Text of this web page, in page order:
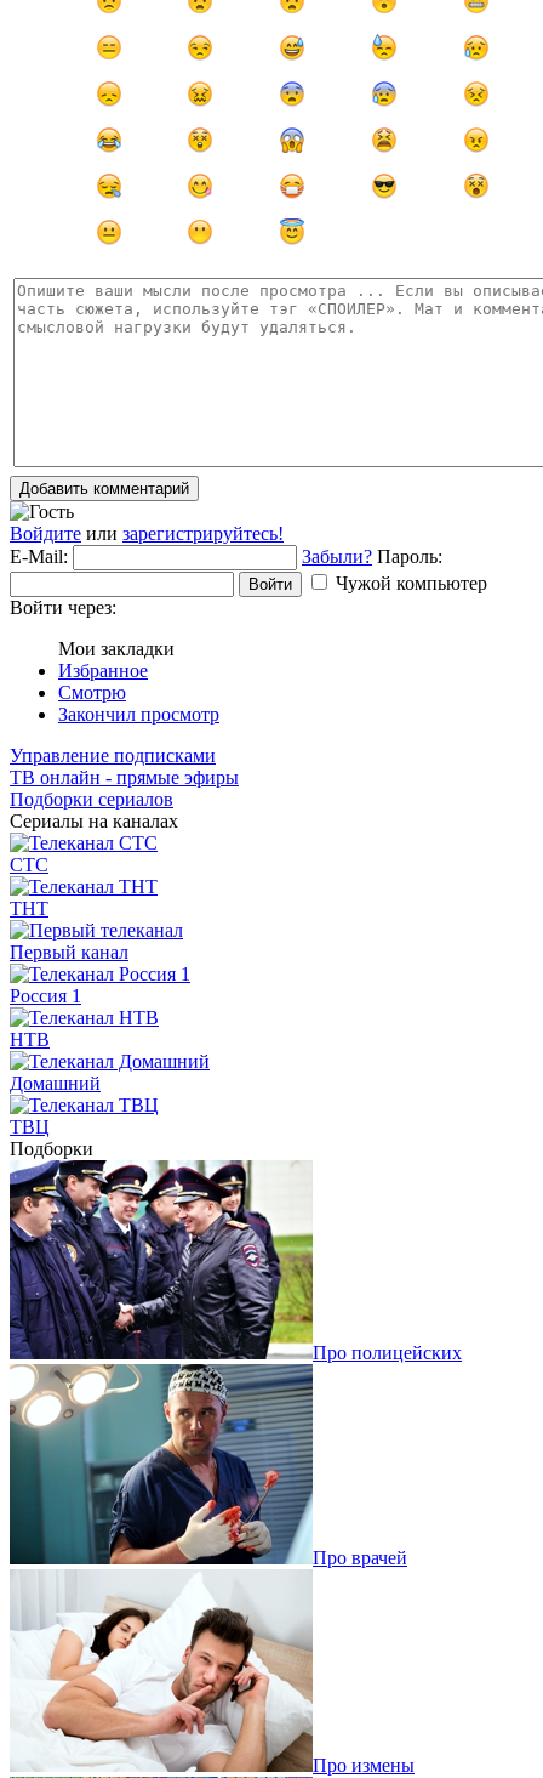
Добавить комментарий
Войдите или зарегистрируйтесь!
E-Mail:
Забыли? Пароль:
Войти
Чужой компьютер
Войти через:
Мои закладки
Избранное
Смотрю
Закончил просмотр
Управление подписками
ТВ онлайн - прямые эфиры
Подборки сериалов
Сериалы на каналах
СТС
ТНТ
Первый канал
Россия 1
НТВ
Домашний
ТВЦ
Подборки
Про полицейских
Про врачей
Про измены